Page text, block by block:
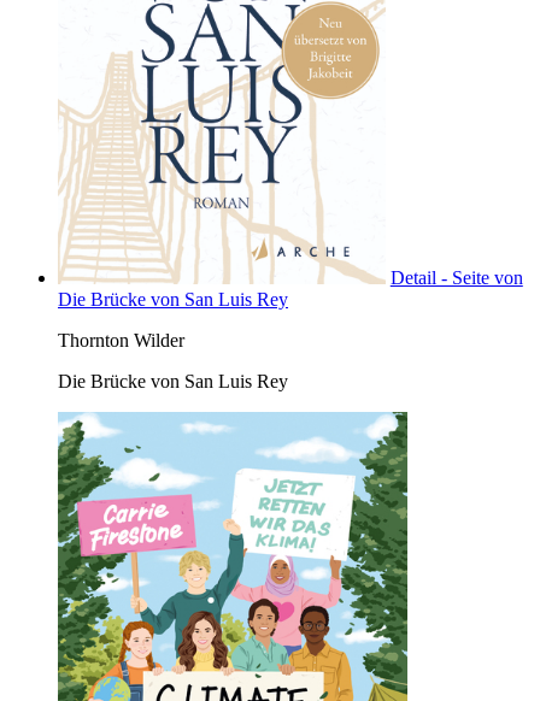
Detail - Seite von
Die Brücke von San Luis Rey
Thornton Wilder
Die Brücke von San Luis Rey